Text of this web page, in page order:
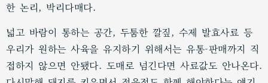
한 논리, 박리다매다.
넓고 바람이 통하는 공간, 두툼한 깔짚, 수제 발효사료 등
우리가 원하는 사육을 유지하기 위해서는 유통-판매까지 직
접하지 않으면 안됐다. 도매로 넘긴다면 사료값도 안나온다.